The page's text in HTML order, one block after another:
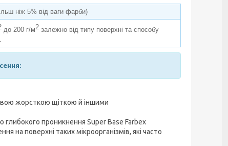
ніж 5% від ваги фарби)
до 200 г/м2 залежно від типу поверхні та способу
жорсткою щіткою й іншими
глибокого проникнення Super Base Farbex
на поверхні таких мікроорганізмів, які часто